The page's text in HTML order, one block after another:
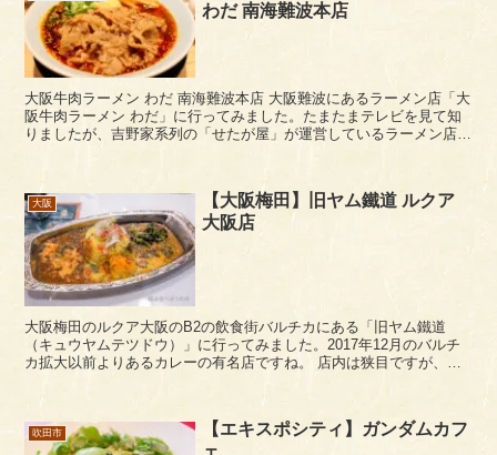
わだ 南海難波本店
大阪牛肉ラーメン わだ 南海難波本店 大阪難波にあるラーメン店「大
阪牛肉ラーメン わだ」に行ってみました。たまたまテレビを見て知
りましたが、吉野家系列の「せたが屋」が運営しているラーメン店
大阪
【大阪梅田】旧ヤム鐵道 ルクア
大阪店
大阪梅田のルクア大阪のB2の飲食街バルチカにある「旧ヤム鐵道
（キュウヤムテツドウ）」に行ってみました。2017年12月のバルチ
カ拡大以前よりあるカレーの有名店ですね。 店内は狭目ですが、昔
吹田市
【エキスポシティ】ガンダムカフ